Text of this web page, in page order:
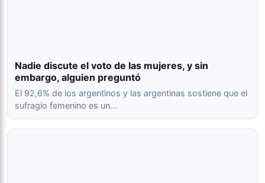
Nadie discute el voto de las mujeres, y sin
embargo, alguien preguntó
El 92,6% de los argentinos y las argentinas sostiene que el
sufragio femenino es un…